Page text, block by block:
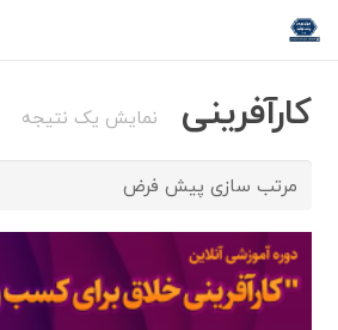
کارآفرینی نمایش یک نتیجه